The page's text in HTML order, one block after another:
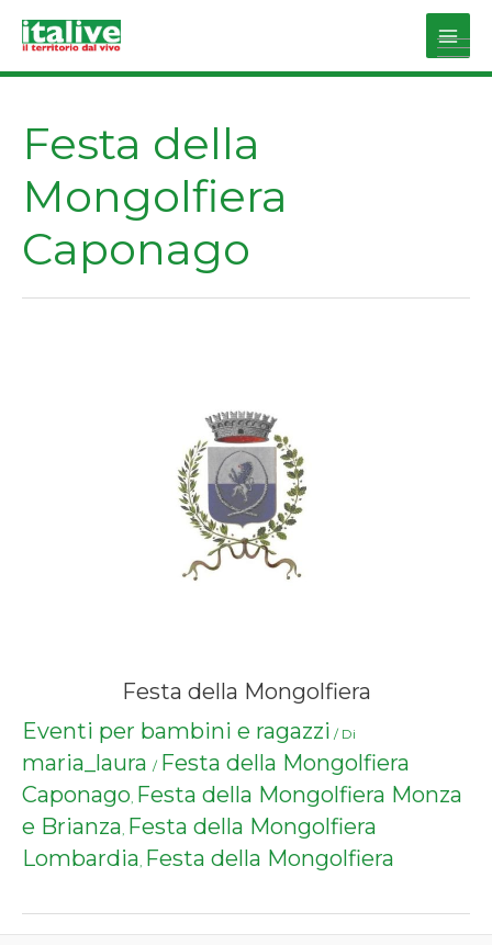
Main
Festa della
Mongolfiera
Caponago
Festa della Mongolfiera
Eventi per bambini e ragazzi / Di
maria_laura / Festa della Mongolfiera
Caponago, Festa della Mongolfiera Monza
e Brianza, Festa della Mongolfiera
Lombardia, Festa della Mongolfiera